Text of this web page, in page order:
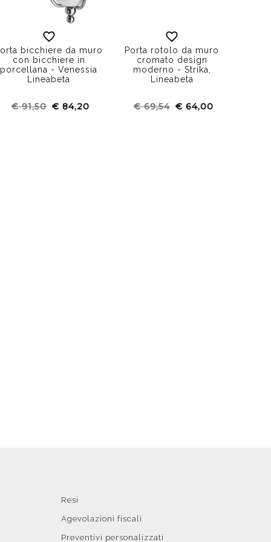
bicchiere da muro
con bicchiere in
porcellana - Venessia
Lineabeta
€ 91,50 € 84,20
Porta rotolo da muro
cromato design
moderno - Strika,
Lineabeta
€ 69,54 € 64,00
Resi
Agevolazioni fiscali
Preventivi personalizzati